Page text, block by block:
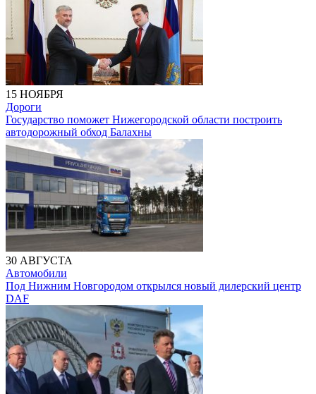
15 НОЯБРЯ
Дороги
Государство поможет Нижегородской области построить
автодорожный обход Балахны
30 АВГУСТА
Автомобили
Под Нижним Новгородом открылся новый дилерский центр
DAF